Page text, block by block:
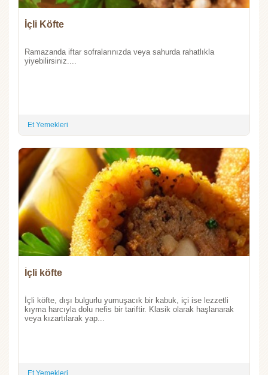
İçli Köfte
Ramazanda iftar sofralarınızda veya sahurda rahatlıkla
yiyebilirsiniz....
Et Yemekleri
İçli köfte
İçli köfte, dışı bulgurlu yumuşacık bir kabuk, içi ise lezzetli
kıyma harcıyla dolu nefis bir tariftir. Klasik olarak haşlanarak
veya kızartılarak yap...
Et Yemekleri